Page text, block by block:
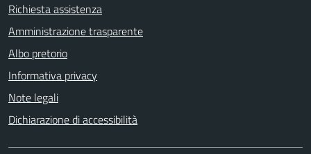
Richiesta assistenza
Amministrazione trasparente
Albo pretorio
Informativa privacy
Note legali
Dichiarazione di accessibilità